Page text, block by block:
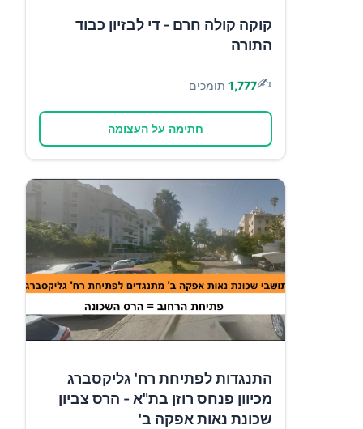
קוקה קולה חרם - די לבזיון כבוד
התורה
✍️
1,777 תומכים
חתימה על העצומה
התנגדות לפתיחת רח' גליקסברג
מכיוון פנחס רוזן בת"א - הרס צביון
שכונת נאות אפקה ב'